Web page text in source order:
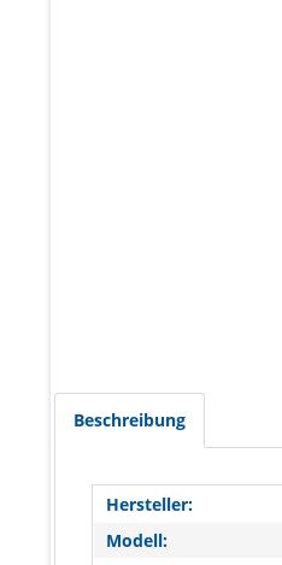
Beschreibung
Hersteller:
Modell: